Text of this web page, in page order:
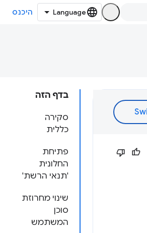
היכנס
בדף הזה
סקירה
כללית
פתיחת
החלונית
'תנאי הרשת'
שינוי מחרוזת
סוכן
המשתמש